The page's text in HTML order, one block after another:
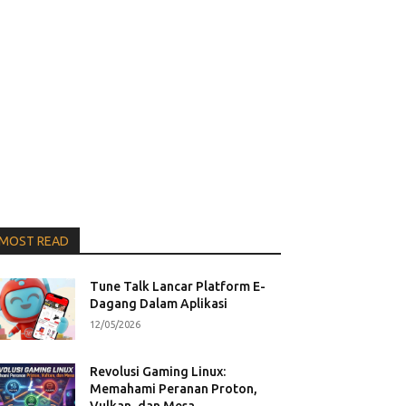
READ
Tune Talk Lancar Platform E-
Dagang Dalam Aplikasi
12/05/2026
Revolusi Gaming Linux:
Memahami Peranan Proton,